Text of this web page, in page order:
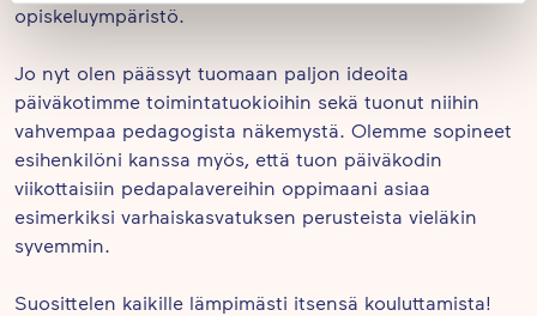
opiskeluympäristö.
Jo nyt olen päässyt tuomaan paljon ideoita
päiväkotimme toimintatuokioihin sekä tuonut niihin
vahvempaa pedagogista näkemystä. Olemme sopineet
esihenkilöni kanssa myös, että tuon päiväkodin
viikottaisiin pedapalavereihin oppimaani asiaa
esimerkiksi varhaiskasvatuksen perusteista vieläkin
syvemmin.
Suosittelen kaikille lämpimästi itsensä kouluttamista!